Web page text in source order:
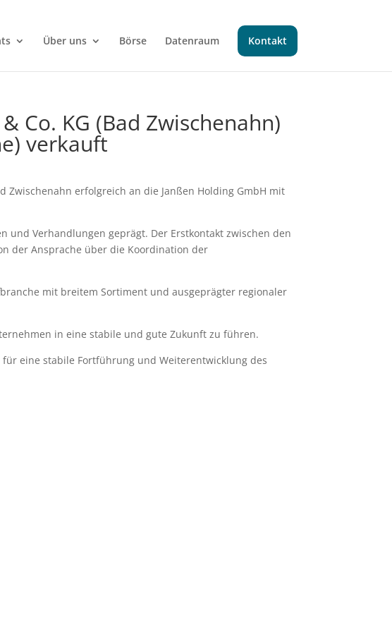
Über uns Börse Datenraum Kontakt
Co. KG (Bad Zwischenahn)
verkauft
Zwischenahn erfolgreich an die Janßen Holding GmbH mit
und Verhandlungen geprägt. Der Erstkontakt zwischen den
der Ansprache über die Koordination der
mit breitem Sortiment und ausgeprägter regionaler
in eine stabile und gute Zukunft zu führen.
eine stabile Fortführung und Weiterentwicklung des